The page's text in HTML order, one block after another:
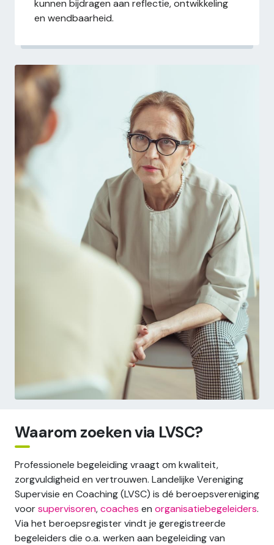
kunnen bijdragen aan reflectie, ontwikkeling
en wendbaarheid.
Waarom zoeken via LVSC?
Professionele begeleiding vraagt om kwaliteit,
zorgvuldigheid en vertrouwen. Landelijke Vereniging
Supervisie en Coaching (LVSC) is dé beroepsvereniging
voorsupervisoren,coaches en organisatiebegeleiders.
Via het beroepsregister vindt je geregistreerde
begeleiders die o.a. werken aan begeleiding van